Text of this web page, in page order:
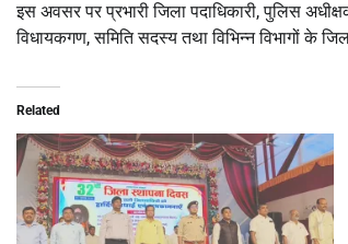
इस अवसर पर प्रभारी जिला पदाधिकारी, पुलिस
विधायकगण, समिति सदस्य तथा विभिन्न विभागों के
Related